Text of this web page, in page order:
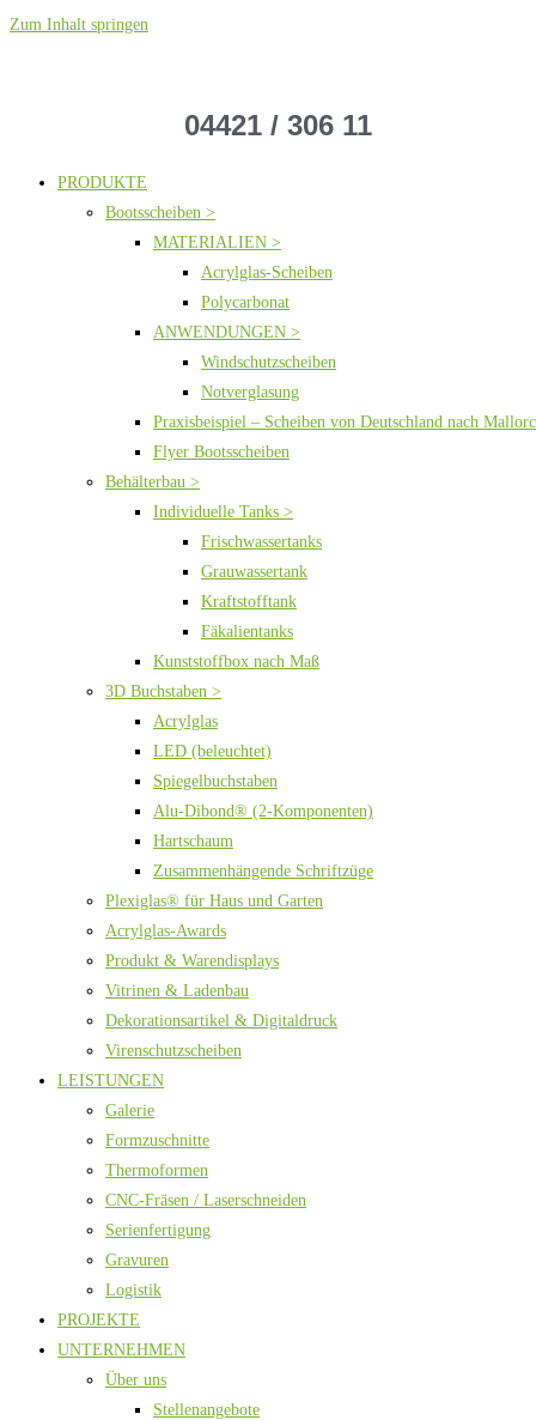
Zum Inhalt springen
04421 / 306 11
PRODUKTE
Bootsscheiben >
MATERIALIEN >
Acrylglas-Scheiben
Polycarbonat
ANWENDUNGEN >
Windschutzscheiben
Notverglasung
Praxisbeispiel – Scheiben von Deutschland nach
Flyer Bootsscheiben
Behälterbau >
Individuelle Tanks >
Frischwassertanks
Grauwassertank
Kraftstofftank
Fäkalientanks
Kunststoffbox nach Maß
3D Buchstaben >
Acrylglas
LED (beleuchtet)
Spiegelbuchstaben
Alu-Dibond® (2-Komponenten)
Hartschaum
Zusammenhängende Schriftzüge
Plexiglas® für Haus und Garten
Acrylglas-Awards
Produkt & Warendisplays
Vitrinen & Ladenbau
Dekorationsartikel & Digitaldruck
Virenschutzscheiben
LEISTUNGEN
Galerie
Formzuschnitte
Thermoformen
CNC-Fräsen / Laserschneiden
Serienfertigung
Gravuren
Logistik
PROJEKTE
UNTERNEHMEN
Über uns
Stellenangebote